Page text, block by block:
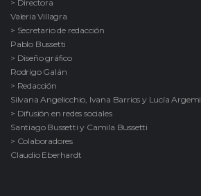
> Directora
Valeria Villagra
> Secretario de redacción
Pablo Bussetti
> Diseño gráfico
Rodrigo Galán
> Redacción
Silvana Angelicchio, Ivana Barrios y Lucía Argemi
> Difusión en redes sociales
Santiago Bussetti y Camila Bussetti
> Colaboradores
Claudio Eberhardt